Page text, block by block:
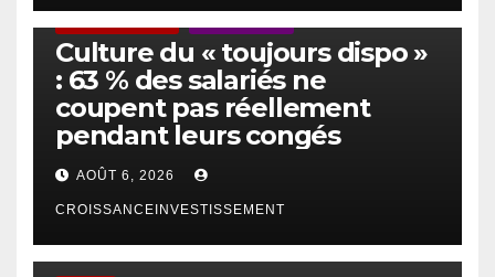
Culture du « toujours dispo »
: 63 % des salariés ne
coupent pas réellement
pendant leurs congés
AOÛT 6, 2026
CROISSANCEINVESTISSEMENT